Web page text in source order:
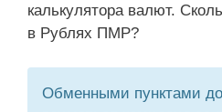
калькулятора валют.
в Рублях ПМР?
Обменными пунктами